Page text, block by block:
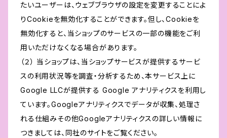
たいユーザーは、ウェブブラウザの設定を変更することによ
りCookieを無効化することができます。但し、Cookieを
無効化すると、当ショップのサービスの一部の機能をご利
用いただけなくなる場合があります。
（２） 当ショップは、当ショップサービスが提供するサービ
スの利用状況等を調査・分析するため、本サービス上に
Google LLCが提供する Google アナリティクスを利用し
ています。Googleアナリティクスでデータが収集、処理さ
れる仕組みその他Googleアナリティクスの詳しい情報に
つきましては、同社のサイトをご覧ください。